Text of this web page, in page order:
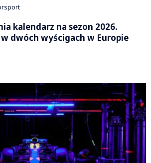
kalendarz na sezon 2026.
dwóch wyścigach w Europie